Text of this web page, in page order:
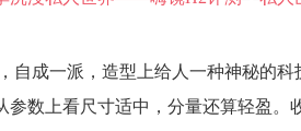
自成一派，造型上给人一种神秘的
参数上看尺寸适中，分量还算轻盈